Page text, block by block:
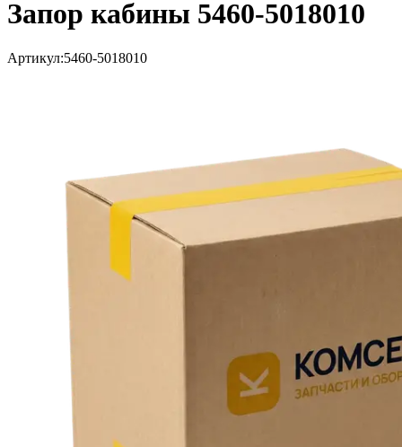
Запор кабины 5460-5018010
Артикул:5460-5018010